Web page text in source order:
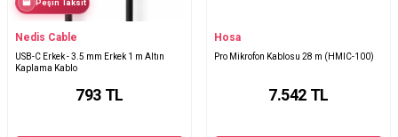
Peşin Taksit
Nedis Cable
USB-C Erkek - 3.5 mm Erkek 1 m Altın
Kaplama Kablo
793 TL
Hosa
Pro Mikrofon Kablosu 28 m (HMIC-100)
7.542 TL